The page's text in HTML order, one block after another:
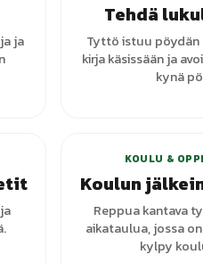
ja
Tehdä
Tyttö istuu pöydän
kirja käsissään ja
kynä
KOULU &
Koulun
Reppua kantava
aikataulua, jossa
kylpy